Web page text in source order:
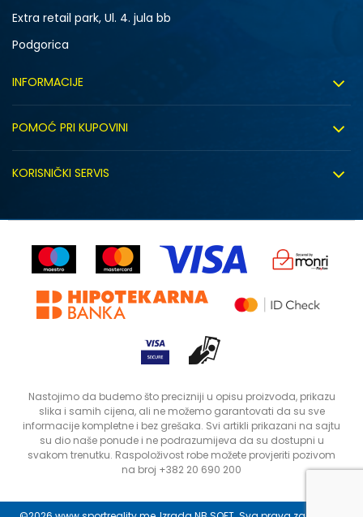
Extra retail park, Ul. 4. jula bb
Podgorica
INFORMACIJE
Zapošljavanje
Sindikalna prodaja
Kontakt
Prodavnice
POMOĆ PRI KUPOVINI
Kako kupiti
Uputstvo za registraciju
KORISNIČKI SERVIS
Reklamacije
Povrat robe i povrat sredstava
Status porudžbine
Nastojimo da budemo što precizniji u opisu proizvoda, prikazu
slika i samih cijena, ali ne možemo garantovati da su sve
informacije kompletne i bez grešaka. Svi artikli prikazani na sajtu
su dio naše ponude i ne podrazumijeva da su dostupni u
svakom trenutku. Raspoloživost robe možete provjeriti pozivom
na broj +382 20 690 200